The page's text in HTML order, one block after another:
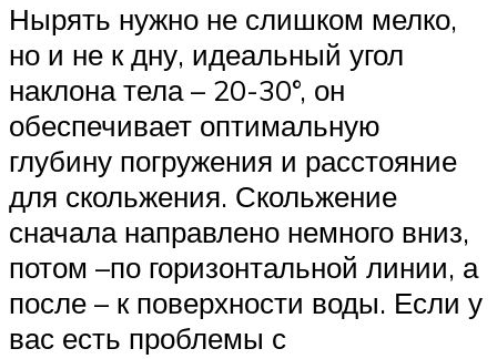
Нырять нужно не слишком мелко,
но и не к дну, идеальный угол
наклона тела – 20-30°, он
обеспечивает оптимальную
глубину погружения и расстояние
для скольжения. Скольжение
сначала направлено немного вниз,
потом –по горизонтальной линии, а
после – к поверхности воды. Если у
вас есть проблемы с